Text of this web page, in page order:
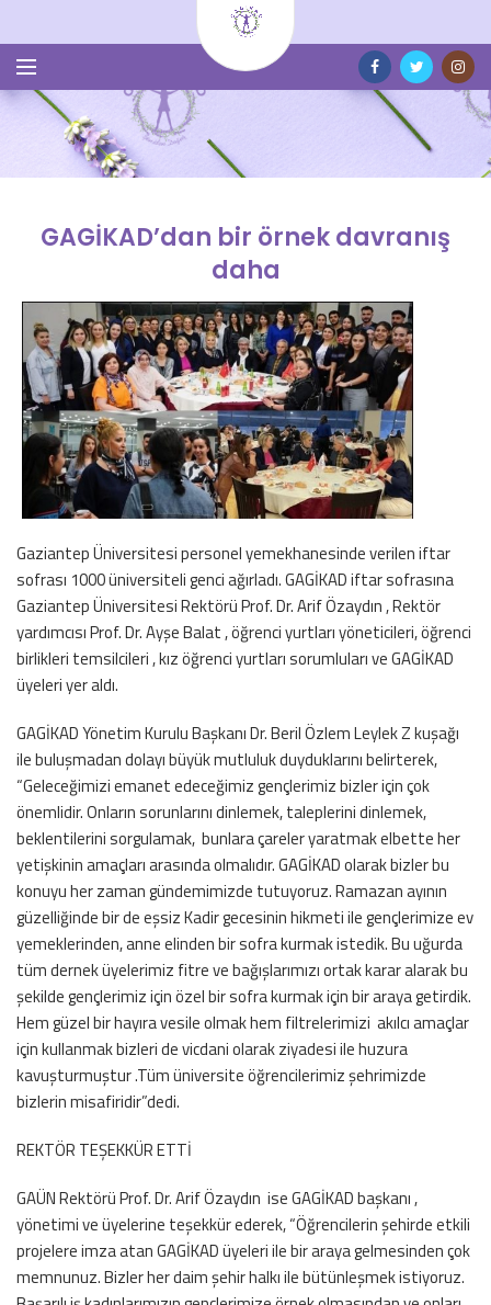
GAGİKAD’dan bir örnek davranış
daha
Gaziantep Üniversitesi personel yemekhanesinde verilen iftar
sofrası 1000 üniversiteli genci ağırladı. GAGİKAD iftar sofrasına
Gaziantep Üniversitesi Rektörü Prof. Dr. Arif Özaydın , Rektör
yardımcısı Prof. Dr. Ayşe Balat , öğrenci yurtları yöneticileri, öğrenci
birlikleri temsilcileri , kız öğrenci yurtları sorumluları ve GAGİKAD
üyeleri yer aldı.
GAGİKAD Yönetim Kurulu Başkanı Dr. Beril Özlem Leylek Z kuşağı
ile buluşmadan dolayı büyük mutluluk duyduklarını belirterek,
“Geleceğimizi emanet edeceğimiz gençlerimiz bizler için çok
önemlidir. Onların sorunlarını dinlemek, taleplerini dinlemek,
beklentilerini sorgulamak, bunlara çareler yaratmak elbette her
yetişkinin amaçları arasında olmalıdır. GAGİKAD olarak bizler bu
konuyu her zaman gündemimizde tutuyoruz. Ramazan ayının
güzelliğinde bir de eşsiz Kadir gecesinin hikmeti ile gençlerimize ev
yemeklerinden, anne elinden bir sofra kurmak istedik. Bu uğurda
tüm dernek üyelerimiz fitre ve bağışlarımızı ortak karar alarak bu
şekilde gençlerimiz için özel bir sofra kurmak için bir araya getirdik.
Hem güzel bir hayıra vesile olmak hem filtrelerimizi akılcı amaçlar
için kullanmak bizleri de vicdani olarak ziyadesi ile huzura
kavuşturmuştur .Tüm üniversite öğrencilerimiz şehrimizde
bizlerin misafiridir”dedi.
REKTÖR TEŞEKKÜR ETTİ
GAÜN Rektörü Prof. Dr. Arif Özaydın ise GAGİKAD başkanı ,
yönetimi ve üyelerine teşekkür ederek, “Öğrencilerin şehirde etkili
projelere imza atan GAGİKAD üyeleri ile bir araya gelmesinden çok
memnunuz. Bizler her daim şehir halkı ile bütünleşmek istiyoruz.